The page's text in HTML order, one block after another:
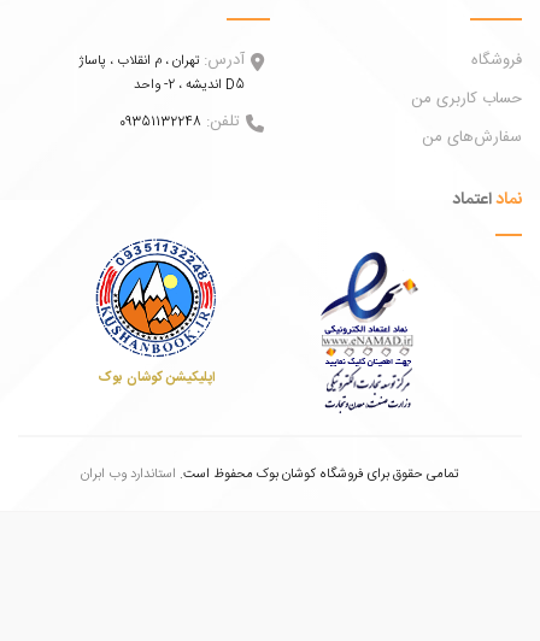
کاربری من
من
آدرس:تهران ، م انقلاب ، پاساژ
تلفن:09351132248
اپلیکیشن کوشان بوک
تمامی حقوق برای فروشگاه کوشان بوک محفوظ است.استاندارد وب ابران